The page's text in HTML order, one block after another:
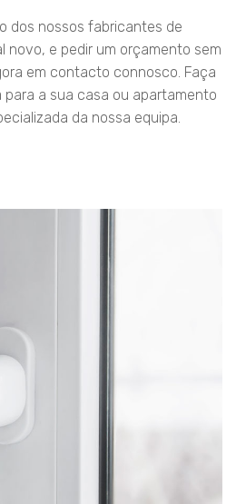
dos nossos fabricantes de
novo, e pedir um orçamento sem
em contacto connosco. Faça
a sua casa ou apartamento
da nossa equipa.